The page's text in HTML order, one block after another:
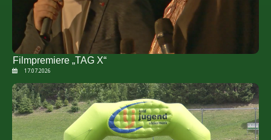
Filmpremiere „TAG X“
17.07.2026